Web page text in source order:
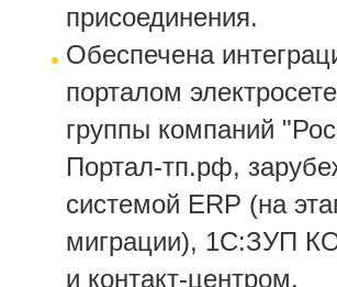
присоединения.
Обеспечена
порталом
группы компаний
Портал-тп.рф,
системой ERP (на
миграции), 1С:ЗУП
и контакт-центром.